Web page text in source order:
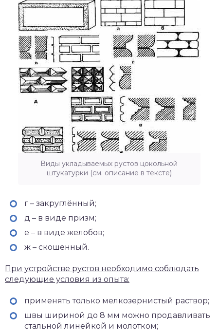
Виды укладываемых рустов цокольной
штукатурки (см. описание в тексте)
г – закруглённый;
д – в виде призм;
е – в виде желобов;
ж – скошенный.
При устройстве рустов необходимо соблюдать
следующие условия из опыта:
применять только мелкозернистый раствор;
швы шириной до 8 мм можно продавливать
стальной линейкой и молотком;